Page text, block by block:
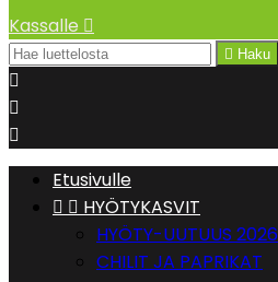
Kassalle 
 Haku



Etusivulle
  HYÖTYKASVIT
HYÖTY-UUTUUS 2026
CHILIT JA PAPRIKAT